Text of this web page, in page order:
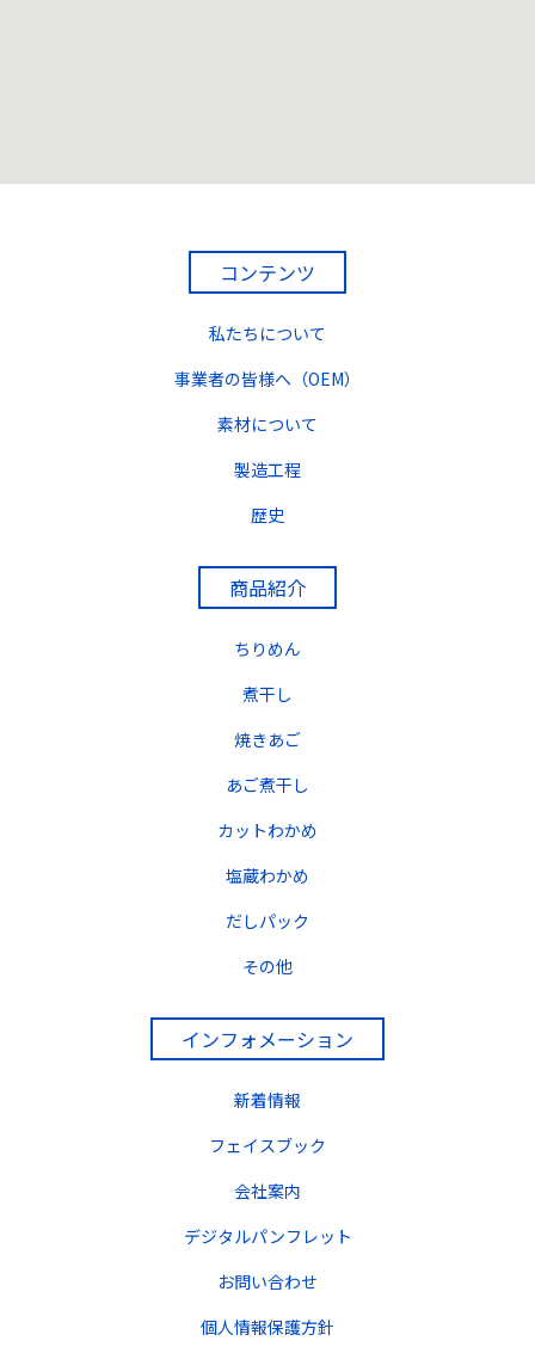
コンテンツ
私たちについて
事業者の皆様へ（OEM）
素材について
製造工程
歴史
商品紹介
ちりめん
煮干し
焼きあご
あご煮干し
カットわかめ
塩蔵わかめ
だしパック
その他
インフォメーション
新着情報
フェイスブック
会社案内
デジタルパンフレット
お問い合わせ
個人情報保護方針